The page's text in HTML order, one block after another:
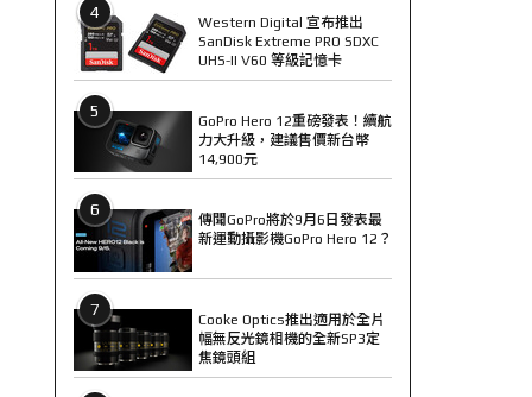
4
Western Digital 宣布推出
SanDisk Extreme PRO SDXC
UHS-II V60 等級記憶卡
5
GoPro Hero 12重磅發表！續航
力大升級，建議售價新台幣
14,900元
6
傳聞GoPro將於9月6日發表最
新運動攝影機GoPro Hero 12？
7
Cooke Optics推出適用於全片
幅無反光鏡相機的全新SP3定
焦鏡頭組